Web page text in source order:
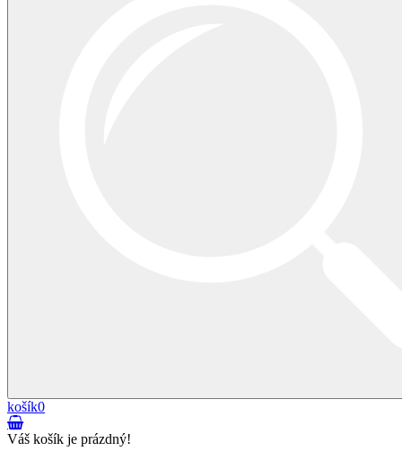
košík0
Váš košík je prázdný!